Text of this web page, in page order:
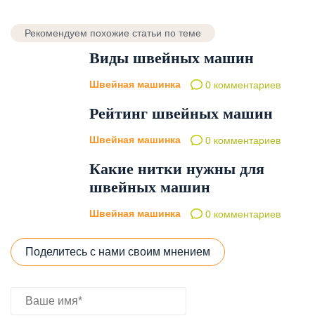
Рекомендуем похожие статьи по теме
Виды швейных машин
Швейная машинка 0 комментариев
Рейтинг швейных машин
Швейная машинка 0 комментариев
Какие нитки нужны для
швейных машин
Швейная машинка 0 комментариев
Поделитесь с нами своим мнением